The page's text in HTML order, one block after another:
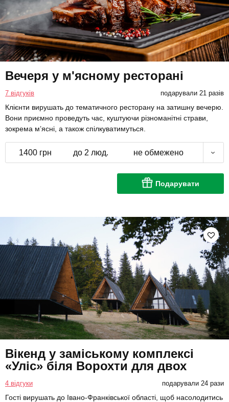
Вечеря у м'ясному ресторані
7 відгуків подарували 21 разів
Клієнти вирушать до тематичного ресторану на затишну вечерю.
Вони приємно проведуть час, куштуючи різноманітні страви,
зокрема м’ясні, а також спілкуватимуться.
1400 грн до 2 люд. не обмежено
Подарувати
Вікенд у заміському комплексі
«Уліс» біля Ворохти для двох
4 відгуки подарували 24 рази
Гості вирушать до Івано-Франківської області, щоб насолодитись